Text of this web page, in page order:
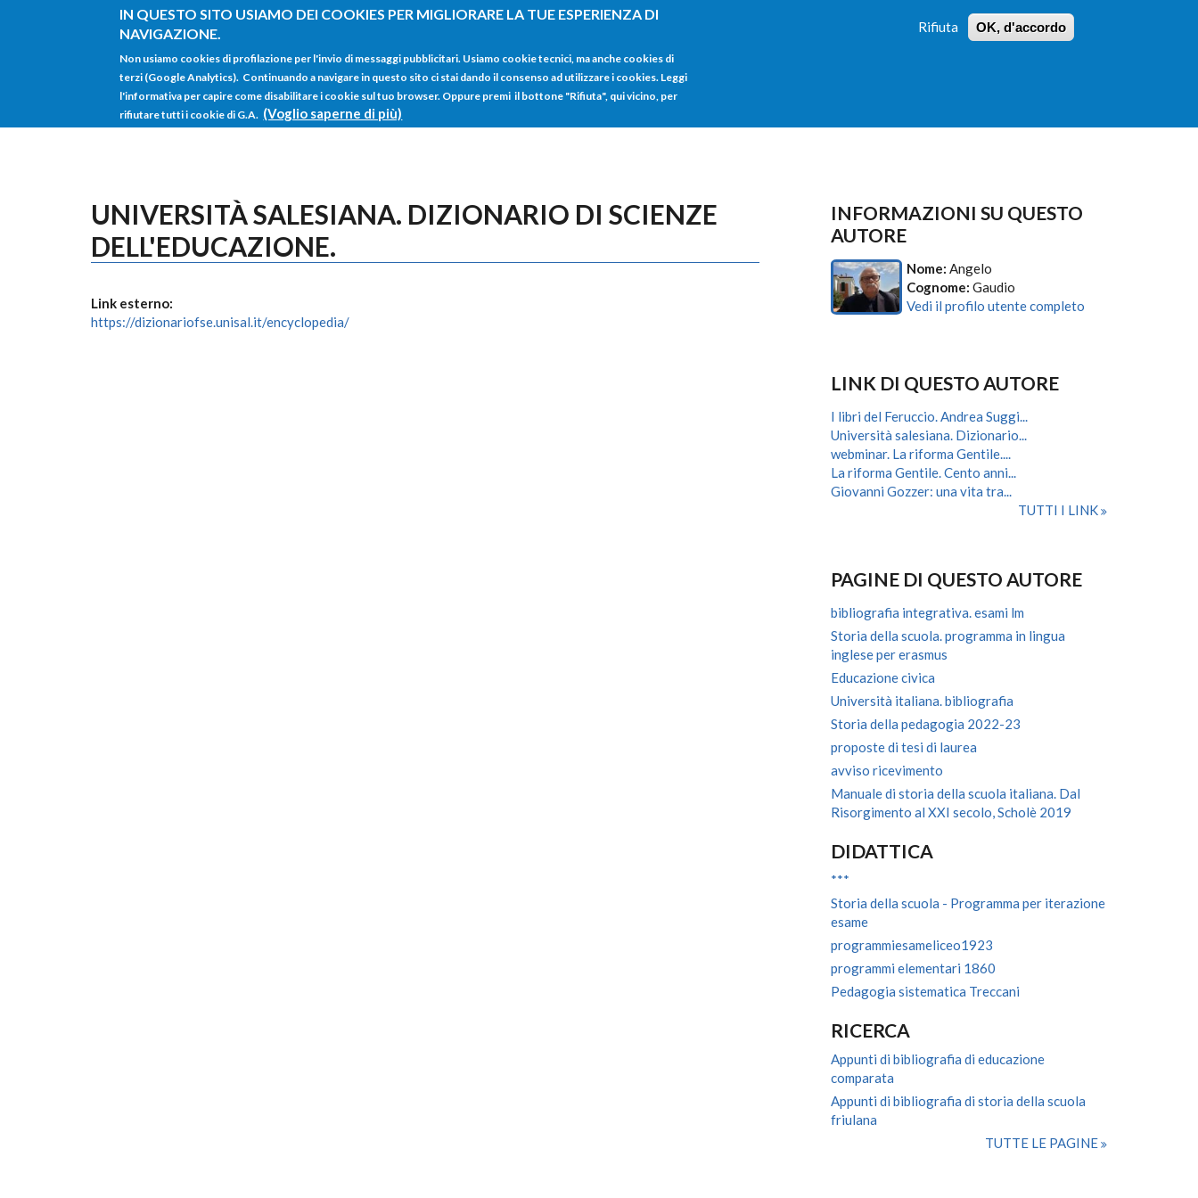
IN QUESTO SITO USIAMO DEI COOKIES PER MIGLIORARE LA TUE ESPERIENZA DI
NAVIGAZIONE.
Non usiamo cookies di profilazione per l'invio di messaggi pubblicitari. Usiamo cookie tecnici, ma anche cookies di
terzi (Google Analytics). Continuando a navigare in questo sito ci stai dando il consenso ad utilizzare i cookies. Leggi
l'informativa per capire come disabilitare i cookie sul tuo browser. Oppure premi il bottone "Rifiuta", qui vicino, per
rifiutare tutti i cookie di G.A. (Voglio saperne di più)
Rifiuta OK, d'accordo
Salta al contenuto principale
RICERCA
HOME
UNIVERSITÀ SALESIANA. DIZIONARIO DI SCIENZE
DELL'EDUCAZIONE.
Link esterno:
https://dizionariofse.unisal.it/encyclopedia/
INFORMAZIONI SU QUESTO
AUTORE
Nome: Angelo
Cognome: Gaudio
Vedi il profilo utente completo
LINK DI QUESTO AUTORE
I libri del Feruccio. Andrea Suggi...
Università salesiana. Dizionario...
webminar. La riforma Gentile....
La riforma Gentile. Cento anni...
Giovanni Gozzer: una vita tra...
TUTTI I LINK
PAGINE DI QUESTO AUTORE
bibliografia integrativa. esami lm
Storia della scuola. programma in lingua
inglese per erasmus
Educazione civica
Università italiana. bibliografia
Storia della pedagogia 2022-23
proposte di tesi di laurea
avviso ricevimento
Manuale di storia della scuola italiana. Dal
Risorgimento al XXI secolo, Scholè 2019
DIDATTICA
***
Storia della scuola - Programma per iterazione
esame
programmiesameliceo1923
programmi elementari 1860
Pedagogia sistematica Treccani
RICERCA
Appunti di bibliografia di educazione
comparata
Appunti di bibliografia di storia della scuola
friulana
TUTTE LE PAGINE